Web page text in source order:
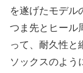
を遂げたモデル
つま先とヒール
って、耐久性と
ソックスのよう